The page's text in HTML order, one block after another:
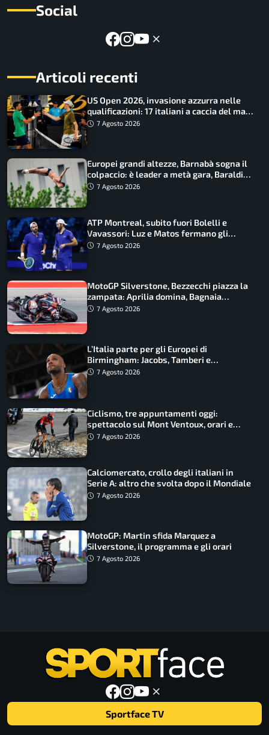
Social
Articoli recenti
US Open 2026, invasione azzurra nelle
qualificazioni: 17 italiani a caccia del main
draw7 Agosto 2026
Europei grandi altezze, Barnabà sogna il
colpaccio: è leader a metà gara, Baraldi
ancora in corsa
7 Agosto 2026
ATP Montreal, subito fuori Bolelli e
Vavassori: Luz e Matos fermano gli
azzurri
7 Agosto 2026
MotoGP Silverstone, Bezzecchi piazza la
zampata: Aprilia domina, Bagnaia
costretto al Q1
7 Agosto 2026
L’Italia parte per gli Europei di
Birmingham: Jacobs, Tamberi e
Battocletti guidano una spedizione
7 Agosto 2026
Ciclismo, tre appuntamenti oggi:
spettacolo sul Mont Ventoux, orari e
come vederli
7 Agosto 2026
Calciomercato, crollo degli italiani in
Serie A: altro che svolta dopo il Mondiale
7 Agosto 2026
MotoGP: Martin sfida Marquez a
Silverstone, il programma e gli orari
7 Agosto 2026
Sportface TV